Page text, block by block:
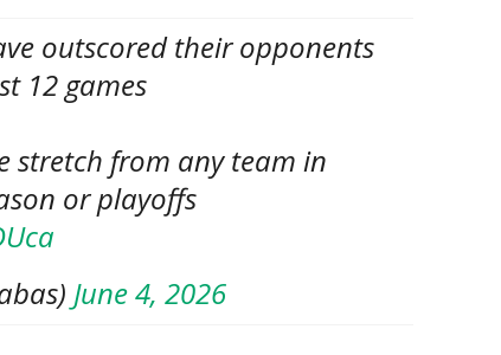
outscored their opponents
12 games
stretch from any team in
or playoffs
June 4, 2026